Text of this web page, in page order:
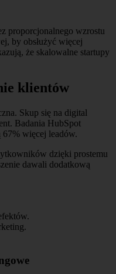
proporcjonalnego wzrostu
by obsłużyć więcej
że skalowalne startupy
klientów
Skup się na digital
Badania HubSpot
więcej leadów.
dzięki prostemu
dawali dodatkową